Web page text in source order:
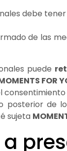
debe
de las
puede
FOR
consentimiento
posterior de
sujeta
a